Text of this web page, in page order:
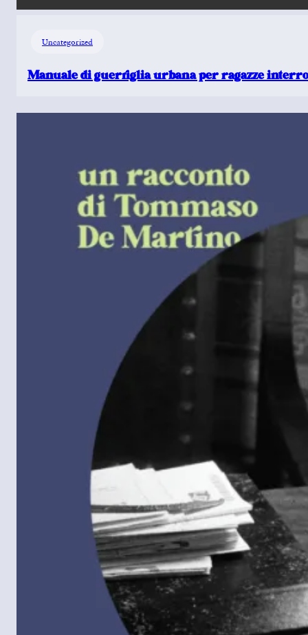
Uncategorized
Manuale di guerriglia urbana per ragazze